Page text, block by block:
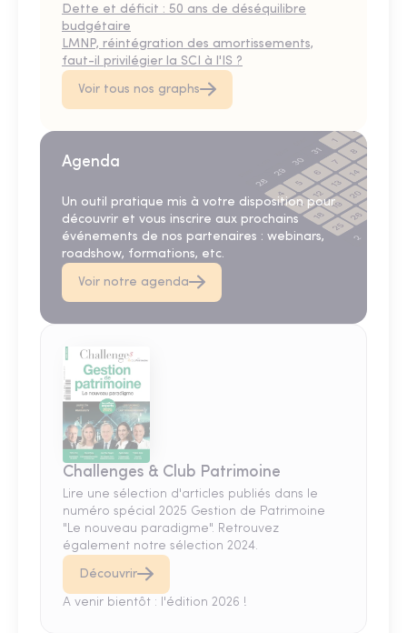
Dette et déficit : 50 ans de déséquilibre
budgétaire
LMNP, réintégration des amortissements,
faut-il privilégier la SCI à l'IS ?
Voir tous nos graphs
Agenda
Un outil pratique mis à votre disposition pour
découvrir et vous inscrire aux prochains
événements de nos partenaires : webinars,
roadshow, formations, etc.
Voir notre agenda
Challenges & Club Patrimoine
Lire une sélection d'articles publiés dans le
numéro spécial 2025 Gestion de Patrimoine
"Le nouveau paradigme". Retrouvez
également notre sélection 2024.
Découvrir
A venir bientôt : l'édition 2026 !